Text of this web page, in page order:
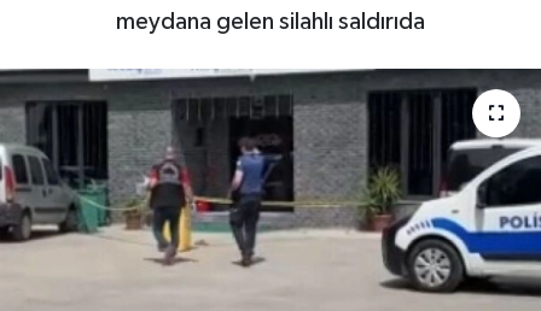
meydana gelen silahlı saldırıda
Haber Arşivi